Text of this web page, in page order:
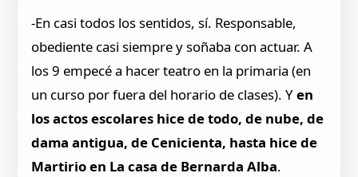
-En casi todos los sentidos, sí. Responsable,
obediente casi siempre y soñaba con actuar. A
los 9 empecé a hacer teatro en la primaria (en
un curso por fuera del horario de clases). Yen
los actos escolares hice de todo, de nube, de
dama antigua, de Cenicienta, hasta hice de
Martirio en La casa de Bernarda Alba.